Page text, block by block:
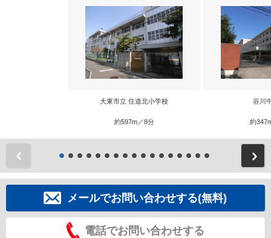
大東市立 住道北小学校
約597m／8分
谷川
約
メールでお問い合わせする(無料)
電話でお問い合わせする